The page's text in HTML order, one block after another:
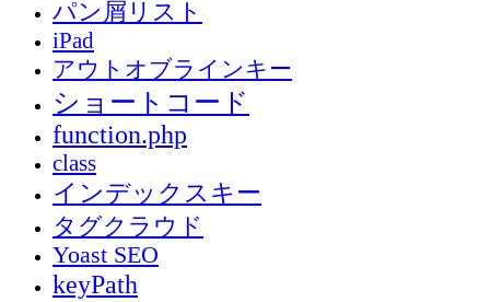
パン屑リスト
iPad
アウトオブラインキー
ショートコード
function.php
class
インデックスキー
タグクラウド
Yoast SEO
keyPath